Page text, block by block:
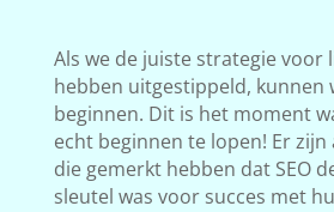
Als we de juiste strategie voor
hebben uitgestippeld, kunnen
beginnen. Dit is het moment
echt beginnen te lopen! Er zijn
die gemerkt hebben dat SEO
sleutel was voor succes met